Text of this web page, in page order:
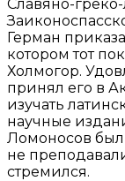
Славяно-
Герман
котором тот
Холмогор.
принял его в
изучать
научные
Ломоносов был
не
стремился.